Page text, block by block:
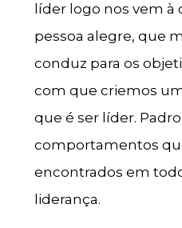
líder logo nos vem à
pessoa alegre, que
conduz para os
com que criemos
que é ser líder.
comportamentos
encontrados em
liderança.